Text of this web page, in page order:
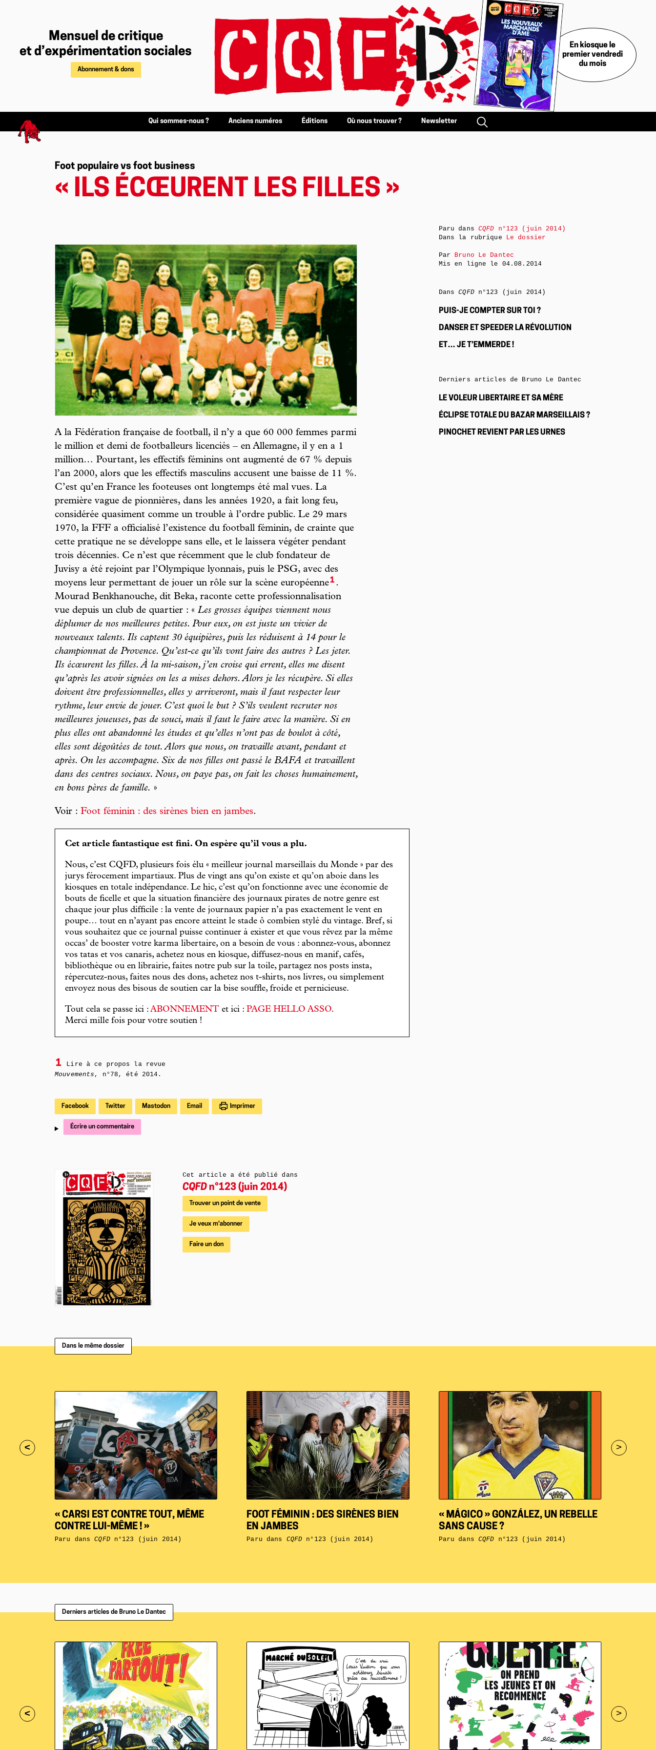
Mensuel de critique
et d’expérimentation sociales
Abonnement & dons
En kiosque le
premier vendredi
du mois
Qui sommes-nous ? Anciens numéros Éditions Où nous trouver ? Newsletter
Foot populaire vs foot business
« ILS ÉCŒURENT LES FILLES »
A la Fédération française de football, il n’y a que 60 000 femmes parmi
le million et demi de footballeurs licenciés – en Allemagne, il y en a 1
million… Pourtant, les effectifs féminins ont augmenté de 67 % depuis
l’an 2000, alors que les effectifs masculins accusent une baisse de 11 %.
C’est qu’en France les footeuses ont longtemps été mal vues. La
première vague de pionnières, dans les années 1920, a fait long feu,
considérée quasiment comme un trouble à l’ordre public. Le 29 mars
1970, la FFF a officialisé l’existence du football féminin, de crainte que
cette pratique ne se développe sans elle, et le laissera végéter pendant
trois décennies. Ce n’est que récemment que le club fondateur de
Juvisy a été rejoint par l’Olympique lyonnais, puis le PSG, avec des
moyens leur permettant de jouer un rôle sur la scène européenne1 .
Mourad Benkhanouche, dit Beka, raconte cette professionnalisation
vue depuis un club de quartier : « Les grosses équipes viennent nous
déplumer de nos meilleures petites. Pour eux, on est juste un vivier de
nouveaux talents. Ils captent 30 équipières, puis les réduisent à 14 pour le
championnat de Provence. Qu’est-ce qu’ils vont faire des autres ? Les jeter.
Ils écœurent les filles. À la mi-saison, j’en croise qui errent, elles me disent
qu’après les avoir signées on les a mises dehors. Alors je les récupère. Si elles
doivent être professionnelles, elles y arriveront, mais il faut respecter leur
rythme, leur envie de jouer. C’est quoi le but ? S’ils veulent recruter nos
meilleures joueuses, pas de souci, mais il faut le faire avec la manière. Si en
plus elles ont abandonné les études et qu’elles n’ont pas de boulot à côté,
elles sont dégoûtées de tout. Alors que nous, on travaille avant, pendant et
après. On les accompagne. Six de nos filles ont passé le BAFA et travaillent
dans des centres sociaux. Nous, on paye pas, on fait les choses humainement,
en bons pères de famille. »
Voir : Foot féminin : des sirènes bien en jambes.
Cet article fantastique est fini. On espère qu’il vous a plu.
Nous, c’est CQFD, plusieurs fois élu « meilleur journal marseillais du Monde » par des
jurys férocement impartiaux. Plus de vingt ans qu’on existe et qu’on aboie dans les
kiosques en totale indépendance. Le hic, c’est qu’on fonctionne avec une économie de
bouts de ficelle et que la situation financière des journaux pirates de notre genre est
chaque jour plus difficile : la vente de journaux papier n’a pas exactement le vent en
poupe… tout en n’ayant pas encore atteint le stade ô combien stylé du vintage. Bref, si
vous souhaitez que ce journal puisse continuer à exister et que vous rêvez par la même
occas’ de booster votre karma libertaire, on a besoin de vous : abonnez-vous, abonnez
vos tatas et vos canaris, achetez nous en kiosque, diffusez-nous en manif, cafés,
bibliothèque ou en librairie, faites notre pub sur la toile, partagez nos posts insta,
répercutez-nous, faites nous des dons, achetez nos t-shirts, nos livres, ou simplement
envoyez nous des bisous de soutien car la bise souffle, froide et pernicieuse.
Tout cela se passe ici : ABONNEMENT et ici : PAGE HELLO ASSO.
Merci mille fois pour votre soutien !
1
Lire à ce propos la revue
Mouvements , n°78, été 2014.
Facebook Twitter Mastodon Email Imprimer
Écrire un commentaire
Cet article a été publié dans
CQFD n°123 (juin 2014)
Trouver un point de vente
Je veux m'abonner
Faire un don
Paru dans CQFD n°123 (juin 2014)
Dans la rubrique Le dossier
Par Bruno Le Dantec
Mis en ligne le 04.08.2014
DansCQFDn°123 (juin 2014)
PUIS-JE COMPTER SUR TOI ?
DANSER ET SPEEDER LA RÉVOLUTION
ET… JE T’EMMERDE !
Derniers articles de Bruno Le Dantec
LE VOLEUR LIBERTAIRE ET SA MÈRE
ÉCLIPSE TOTALE DU BAZAR MARSEILLAIS ?
PINOCHET REVIENT PAR LES URNES
< >
Dans le même dossier
« CARSI EST CONTRE TOUT, MÊME
CONTRE LUI-MÊME ! »
Paru dansCQFDn°123 (juin 2014)
FOOT FÉMININ : DES SIRÈNES BIEN
EN JAMBES
Paru dans CQFD n°123 (juin 2014)
« MÁGICO » GONZÁLEZ, UN REBELLE
SANS CAUSE ?
Paru dans CQFD n°123 (juin 2014)
< >
Derniers articles de Bruno Le Dantec